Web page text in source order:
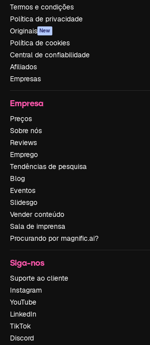
Termos e condições
Política de privacidade
Originais New
Política de cookies
Central de confiabilidade
Afiliados
Empresas
Empresa
Preços
Sobre nós
Reviews
Emprego
Tendências de pesquisa
Blog
Eventos
Slidesgo
Vender conteúdo
Sala de imprensa
Procurando por magnific.ai?
Siga-nos
Suporte ao cliente
Instagram
YouTube
LinkedIn
TikTok
Discord